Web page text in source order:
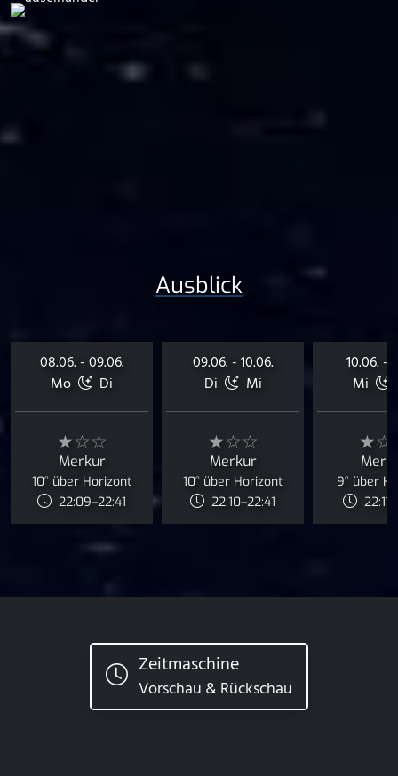
Ausblick
08.06. - 09.06.
Mo
Di
★☆☆
Merkur
10° über Horizont
22:09–22:41
09.06. - 10.06.
Di
Mi
★☆☆
Merkur
10° über Horizont
22:10–22:41
10.06. -
Mi
9° über
Zeitmaschine
Vorschau & Rückschau